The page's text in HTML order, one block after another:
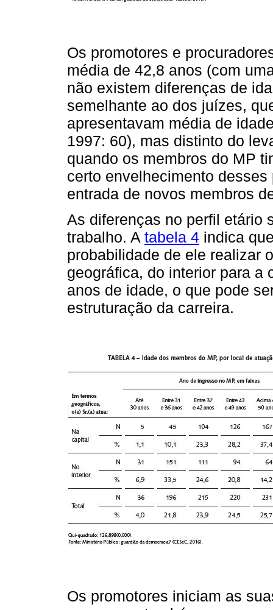
Os promotores e
média de 42,8 anos (com
não existem diferenças de
semelhante ao dos juízes,
apresentavam média de
1997: 60), mas distinto do
quando os membros do MP
certo envelhecimento
entrada de novos membros
As diferenças no perfil etário
trabalho. A tabela 4 indica
probabilidade de ele realizar
geográfica, do interior para a
anos de idade, o que pode
estruturação da carreira.
Os promotores iniciam as